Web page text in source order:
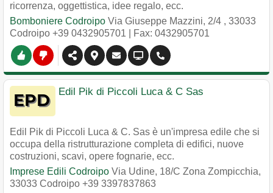
ricorrenza, oggettistica, idee regalo, ecc.
Bomboniere Codroipo Via Giuseppe Mazzini, 2/4 , 33033
Codroipo +39 0432905701 | Fax: 0432905701
Edil Pik di Piccoli Luca & C Sas
Edil Pik di Piccoli Luca & C. Sas è un'impresa edile che si
occupa della ristrutturazione completa di edifici, nuove
costruzioni, scavi, opere fognarie, ecc.
Imprese Edili Codroipo Via Udine, 18/C Zona Zompicchia,
33033 Codroipo +39 3397837863